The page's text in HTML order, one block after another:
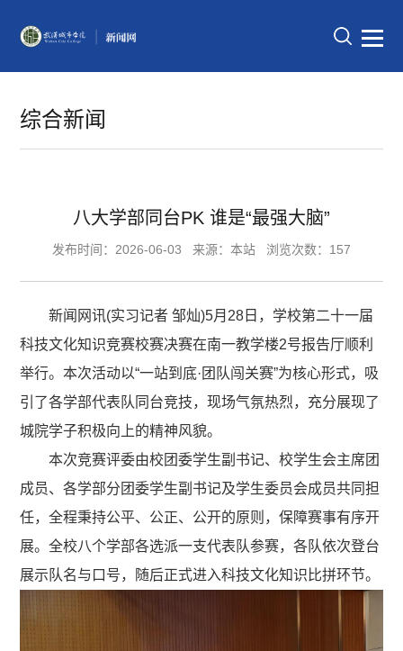
综合新闻
八大学部同台PK 谁是“最强大脑”
发布时间：2026-06-03 来源：本站 浏览次数：157
新闻网讯(实习记者 邹灿)5月28日，学校第二十一届
科技文化知识竞赛校赛决赛在南一教学楼2号报告厅顺利
举行。本次活动以“一站到底·团队闯关赛”为核心形式，吸
引了各学部代表队同台竞技，现场气氛热烈，充分展现了
城院学子积极向上的精神风貌。
本次竞赛评委由校团委学生副书记、校学生会主席团
成员、各学部分团委学生副书记及学生委员会成员共同担
任，全程秉持公平、公正、公开的原则，保障赛事有序开
展。全校八个学部各选派一支代表队参赛，各队依次登台
展示队名与口号，随后正式进入科技文化知识比拼环节。